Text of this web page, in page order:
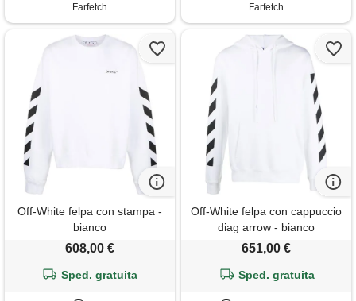
Farfetch
Farfetch
Off-White felpa con stampa -
bianco
608,00 €
Sped. gratuita
Off-White felpa con cappuccio
diag arrow - bianco
651,00 €
Sped. gratuita